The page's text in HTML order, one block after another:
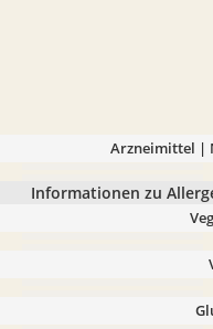
Arzneimittel |
Informationen zu